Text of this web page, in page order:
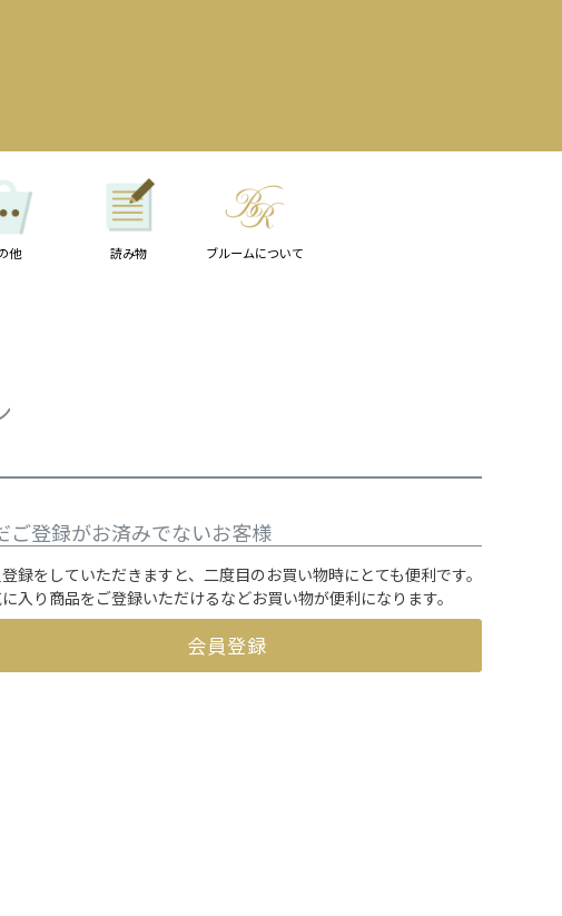
他 読み物 ブルームについて
ご登録がお済みでないお客様
録をしていただきますと、二度目のお買い物時にとても便利です。
に入り商品をご登録いただけるなどお買い物が便利になります。
会員登録